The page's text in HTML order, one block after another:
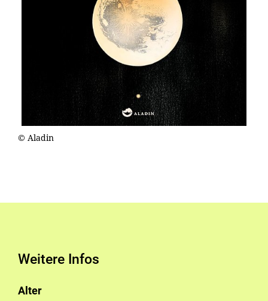
© Aladin
Weitere Infos
Alter